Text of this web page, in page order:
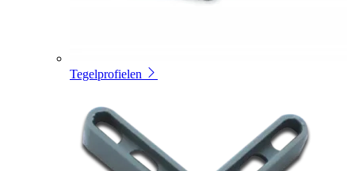
Tegelprofielen